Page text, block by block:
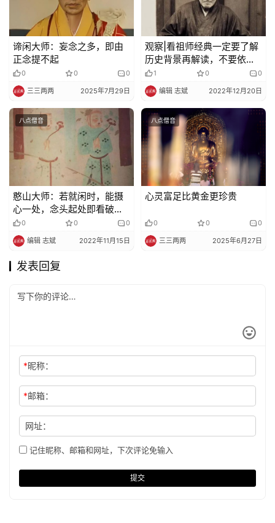
责
声
明
谛闲大师：妄念之多，即由
正念提不起
0 0 0
三三两两 2025年7月29日
观察|看祖师经典一定要了解
历史背景再解读，不要依文
解义
1 0 0
编辑 志斌 2022年12月20日
八点僧音
憨山大师：若就闲时，能摄
心一处，念头起处即看破，
事未至时莫妄生
0 0 0
编辑 志斌 2022年11月15日
八点僧音
心灵富足比黄金更珍贵
0 0 0
三三两两 2025年6月27日
发表回复
*昵称：
*邮箱：
网址：
记住昵称、邮箱和网址，下次评论免输入
提交